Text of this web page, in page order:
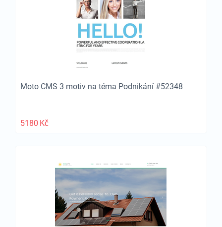
Moto CMS 3 motiv na téma Podnikání #52348
5180 Kč